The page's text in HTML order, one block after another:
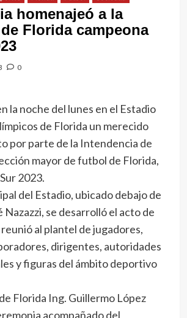
homenajeó a la
Florida campeona
0
la noche del lunes en el Estadio
de Florida un merecido
por parte de la Intendencia de
mayor de futbol de Florida,
2023.
del Estadio, ubicado debajo de
Nazazzi, se desarrolló el acto de
al plantel de jugadores,
dirigentes, autoridades
y figuras del ámbito deportivo
Florida Ing. Guillermo López
acompañado del